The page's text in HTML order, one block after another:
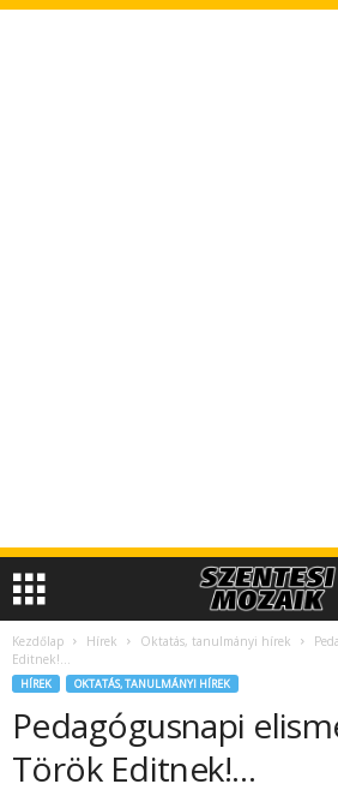
Kezdőlap Hírek Oktatás, tanulmányi hírek
Editnek!…
HÍREK OKTATÁS, TANULMÁNYI HÍREK
Pedagógusnapi
Török Editnek!…